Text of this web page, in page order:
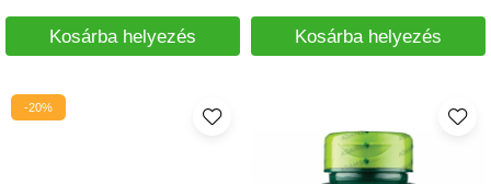
Kosárba helyezés Kosárba helyezés
-20%